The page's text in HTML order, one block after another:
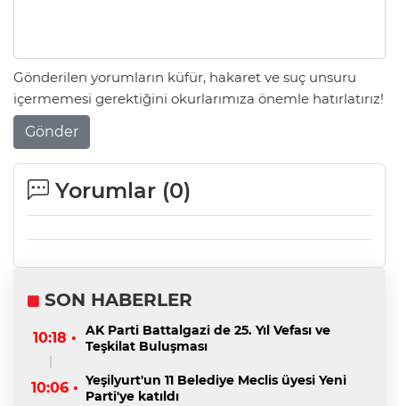
Gönderilen yorumların küfür, hakaret ve suç unsuru
içermemesi gerektiğini okurlarımıza önemle hatırlatırız!
Gönder
Yorumlar (0)
SON HABERLER
10:18 •
AK Parti Battalgazi de 25. Yıl Vefası ve
Teşkilat Buluşması
10:06 • Yeşilyurt'un 11 Belediye Meclis üyesi Yeni
Parti'ye katıldı